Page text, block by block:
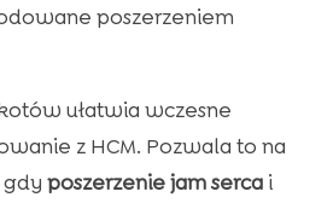
poszerzeniem
ułatwia wczesne
z HCM. Pozwala to na
poszerzenie jam sercai